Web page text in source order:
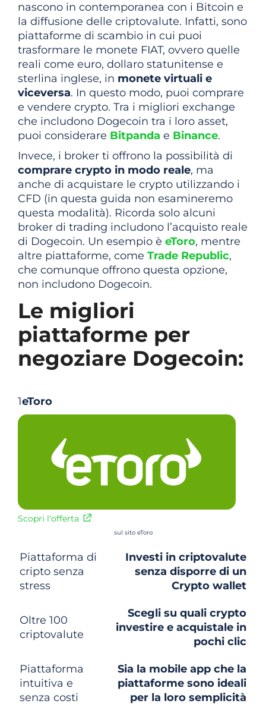
nascono in contemporanea con i Bitcoin e
la diffusione delle criptovalute. Infatti, sono
piattaforme di scambio in cui puoi
trasformare le monete FIAT, ovvero quelle
reali come euro, dollaro statunitense e
sterlina inglese, in monete virtuali e
viceversa. In questo modo, puoi comprare
e vendere crypto. Tra i migliori exchange
che includono Dogecoin tra i loro asset,
puoi considerare Bitpanda e Binance.
Invece, i broker ti offrono la possibilità di
comprare crypto in modo reale, ma
anche di acquistare le crypto utilizzando i
CFD (in questa guida non esamineremo
questa modalità). Ricorda solo alcuni
broker di trading includono l’acquisto reale
di Dogecoin. Un esempio è eToro, mentre
altre piattaforme, come Trade Republic,
che comunque offrono questa opzione,
non includono Dogecoin.
Le migliori
piattaforme per
negoziare Dogecoin:
1eToro
Scopri l'offerta
sul sito eToro
Piattaforma di
cripto senza
stress
Investi in criptovalute
senza disporre di un
Crypto wallet
Oltre 100
criptovalute
Scegli su quali crypto
investire e acquistale in
pochi clic
Piattaforma
intuitiva e
senza costi
Sia la mobile app che la
piattaforme sono ideali
per la loro semplicità